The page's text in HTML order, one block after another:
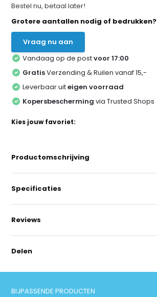
Bestel nu, betaal later!
Grotere aantallen nodig of bedrukken?
Vraag nu aan
Vandaag op de postvoor 17:00
GratisVerzending & Ruilen vanaf 15,-
Leverbaar uiteigen voorraad
Kopersbescherming via Trusted Shops
Kies jouw favoriet:
Productomschrijving
Specificaties
Reviews
Delen
BIJPASSENDE PRODUCTEN